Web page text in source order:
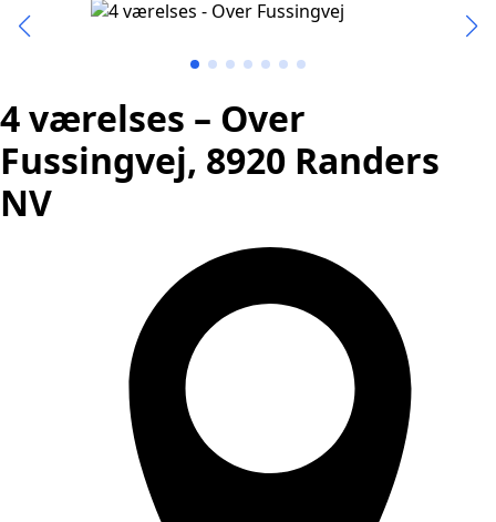
4 værelses – Over
Fussingvej, 8920 Randers
NV